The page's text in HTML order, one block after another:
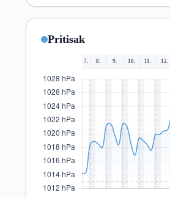
Pritisak
7. 8. 9. 10. 11. 12.